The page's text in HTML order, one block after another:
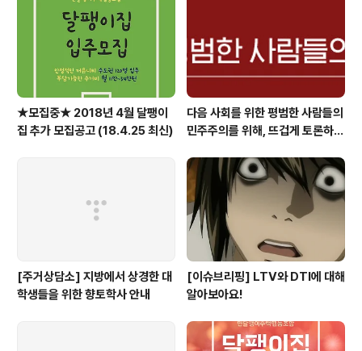
★모집중★ 2018년 4월 달팽이
집 추가 모집공고 (18.4.25 최신)
다음 사회를 위한 평범한 사람들의
민주주의를 위해, 뜨겁게 토론하고
[주거상담소] 지방에서 상경한 대
학생들을 위한 향토학사 안내
[이슈브리핑] LTV와 DTI에 대해
알아보아요!